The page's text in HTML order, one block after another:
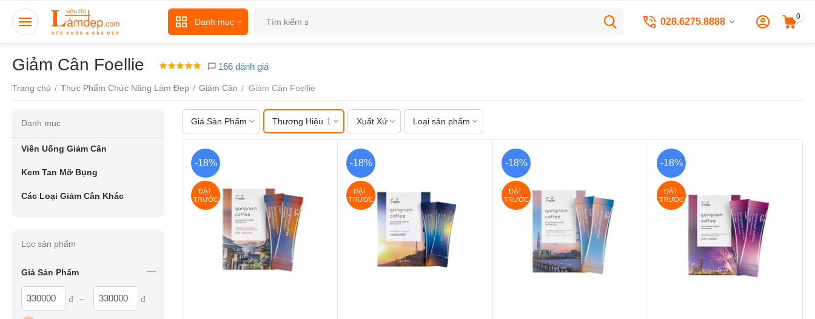
Danh mục 028.6275.8888 0
Giảm Cân Foellie 166 đánh giá
Trang chủ / Thực Phẩm Chức Năng Làm Đẹp / Giảm Cân / Giảm Cân Foellie
Giá Sản Phẩm Thương Hiệu 1 Xuất Xứ Loại sản phẩm
-18%
ĐẶT
TRƯỚC
-18%
ĐẶT
TRƯỚC
-18%
ĐẶT
TRƯỚC
-18%
ĐẶT
TRƯỚC
Danh mục
Viên Uống Giảm Cân
Kem Tan Mỡ Bụng
Các Loại Giảm Cân Khác
Lọc sản phẩm
Giá Sản Phẩm
đ – đ